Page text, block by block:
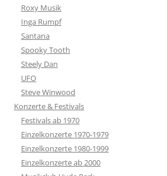
Roxy Musik
Inga Rumpf
Santana
Spooky Tooth
Steely Dan
UFO
Steve Winwood
Konzerte & Festivals
Festivals ab 1970
Einzelkonzerte 1970-1979
Einzelkonzerte 1980-1999
Einzelkonzerte ab 2000